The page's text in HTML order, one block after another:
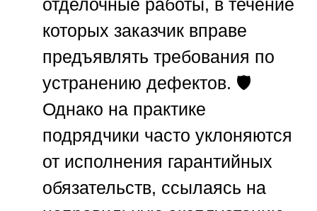
отделочные работы, в течение
которых заказчик вправе
предъявлять требования по
устранению дефектов. 🛡️
Однако на практике
подрядчики часто уклоняются
от исполнения гарантийных
обязательств, ссылаясь на